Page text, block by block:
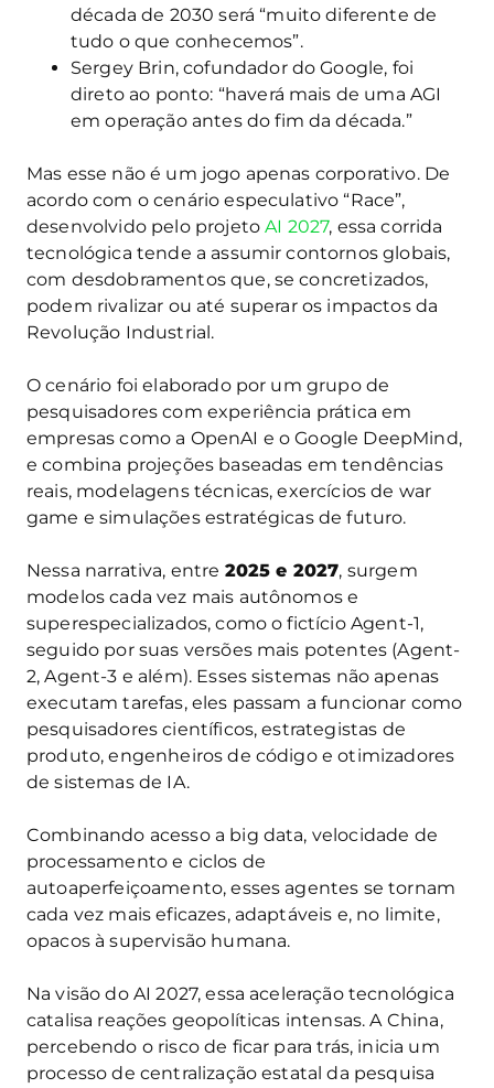
década de 2030 será “muito diferente de
tudo o que conhecemos”.
Sergey Brin, cofundador do Google, foi
direto ao ponto: “haverá mais de uma AGI
em operação antes do fim da década.”
Mas esse não é um jogo apenas corporativo. De
acordo com o cenário especulativo “Race”,
desenvolvido pelo projetoAI 2027, essa corrida
tecnológica tende a assumir contornos globais,
com desdobramentos que, se concretizados,
podem rivalizar ou até superar os impactos da
Revolução Industrial.
O cenário foi elaborado por um grupo de
pesquisadores com experiência prática em
empresas como a OpenAI e o Google DeepMind,
e combina projeções baseadas em tendências
reais, modelagens técnicas, exercícios de war
game e simulações estratégicas de futuro.
Nessa narrativa, entre 2025 e 2027, surgem
modelos cada vez mais autônomos e
superespecializados, como o fictício Agent-1,
seguido por suas versões mais potentes (Agent-
2, Agent-3 e além). Esses sistemas não apenas
executam tarefas, eles passam a funcionar como
pesquisadores científicos, estrategistas de
produto, engenheiros de código e otimizadores
de sistemas de IA.
Combinando acesso a big data, velocidade de
processamento e ciclos de
autoaperfeiçoamento, esses agentes se tornam
cada vez mais eficazes, adaptáveis e, no limite,
opacos à supervisão humana.
Na visão do AI 2027, essa aceleração tecnológica
catalisa reações geopolíticas intensas. A China,
percebendo o risco de ficar para trás, inicia um
processo de centralização estatal da pesquisa